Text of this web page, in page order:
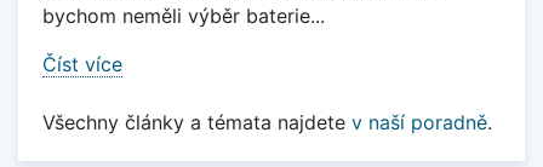
bychom neměli výběr baterie...
Číst více
Všechny články a témata najdete v naší poradně.